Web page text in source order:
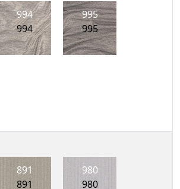
994
994
995
995
891
891
980
980